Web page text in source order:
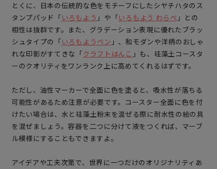
とくに、日本の伝統的な色をモチーフにしたシヤチハタのス
タンプパッド「いろもよう 」や「いろもよう わらべ 」との
相性は抜群です。また、グラデーション表現に優れたブラッ
シュタイプの「いろもようペン 」、和モダンや洋柄のおしゃ
れな印影がすてきな「クラフトはんこ 」も、珪藻土コースタ
ーのクオリティをワンランク上に高めてくれるはずです。
ただし、油性マーカーで全面に色を塗ると、吸水性が落ちる
可能性があるため注意が必要です。コースター全面に色を付
けたい場合は、水と珪藻土粉末を混ぜる際に耐水性の絵の具
を混ぜましょう。容器を二つに分けて液をつくれば、マーブ
ル模様にすることもできますよ。
アイデアや工夫次第で、世界に一つだけのオリジナリティあ